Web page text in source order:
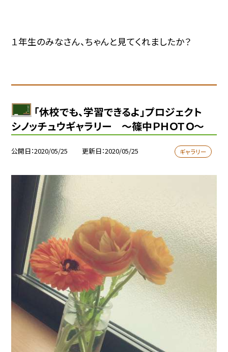
１年生のみなさん、ちゃんと見てくれましたか？
「休校でも、学習できるよ」プロジェクト
シノッチュウギャラリー 〜篠中ＰＨＯＴＯ〜
公開日 2020/05/25 更新日 2020/05/25 ギャラリー